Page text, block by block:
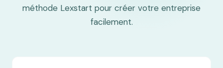
méthode Lexstart pour créer votre entreprise
facilement.